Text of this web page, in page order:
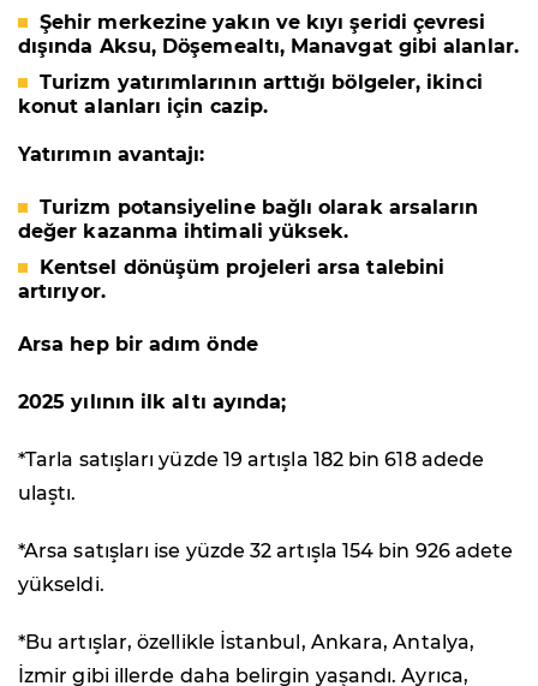
Şehir merkezine yakın ve kıyı şeridi çevresi
dışında Aksu, Döşemealtı, Manavgatgibi alanlar.
Turizm yatırımlarının arttığı bölgeler, ikinci
konut alanları için cazip.
Yatırımın avantajı:
Turizm potansiyeline bağlı olarak arsaların
değer kazanma ihtimali yüksek.
Kentsel dönüşüm projeleri arsa talebini
artırıyor.
Arsa hep bir adım önde
2025 yılının ilk altı ayında;
*Tarla satışları yüzde 19 artışla 182 bin 618 adede
ulaştı.
*Arsa satışları ise yüzde 32 artışla 154 bin 926 adete
yükseldi.
*Bu artışlar, özellikle İstanbul, Ankara, Antalya,
İzmir gibi illerde daha belirgin yaşandı. Ayrıca,